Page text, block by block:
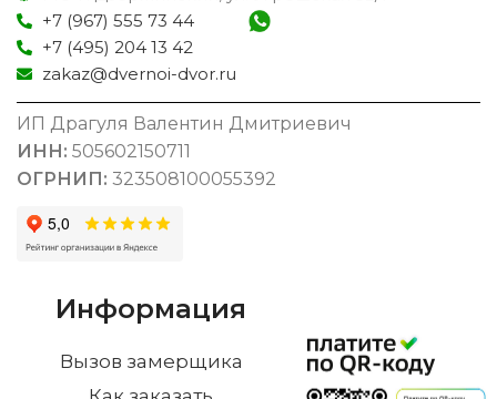
+7 (967) 555 73 44
+7 (495) 204 13 42
zakaz@dvernoi-dvor.ru
ИП Драгуля Валентин Дмитриевич
ИНН: 505602150711
ОГРНИП: 323508100055392
Информация
Вызов замерщика